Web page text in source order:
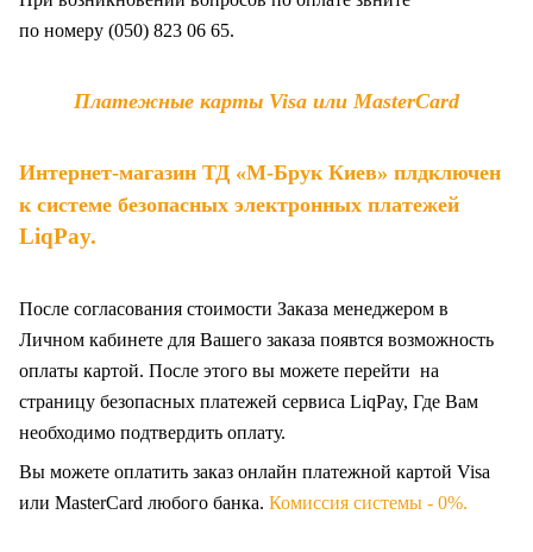
по номеру (050) 823 06 65.
Платежные карты Visa или MasterCard
Интернет-магазин ТД «М-Брук Киев» плдключен
к системе безопасных электронных платежей
LiqPay.
После согласования стоимости Заказа менеджером в
Личном кабинете для Вашего заказа появтся возможность
оплаты картой. После этого вы можете перейти на
страницу безопасных платежей сервиса LiqPay, Где Вам
необходимо подтвердить оплату.
Вы можете оплатить заказ онлайн платежной картой Visa
или MasterCard любого банка. Комиссия системы - 0%.